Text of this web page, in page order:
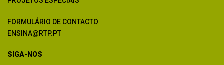
FORMULÁRIO DE CONTACTO
ENSINA@RTP.PT
SIGA-NOS